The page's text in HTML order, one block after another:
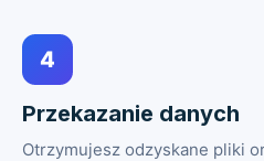
4
Przekazanie danych
Otrzymujesz odzyskane pliki